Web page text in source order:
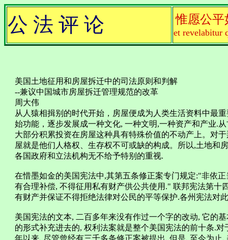
公 法 评 论 惟愿公平
et revelabitur
美国土地征用和房屋拆迁中的司法原则和判解
--兼议中国城市房屋拆迁管理规范的改革
周大伟
从人猿相揖别的时代开始，房屋便成为人类生活资料中最
始功能，逐步发展成一种文化, 一种文明,一种资产和产业.
大部分积累投资在房屋这种具有特殊价值的不动产上。对
屋就是他们人格权、生存权不可或缺的构成。所以,土地和
各国政府和立法机构无不给予特别的重视.
在惜墨如金的美国宪法中,其第五条修正案专门规定:"非依
有合理补偿, 不得征用私有财产供公共使用." 联邦宪法第十
有财产并保证不得拒绝法律对公民的平等保护.各州宪法对
美国宪法的文本, 二百多年来没有作过一个字的改动, 它的
的形式补充进去的, 权利法案就是整个美国宪法的前十条.
年以来, 尽管曾经有三千多条修正案被提出, 但是, 至今为止